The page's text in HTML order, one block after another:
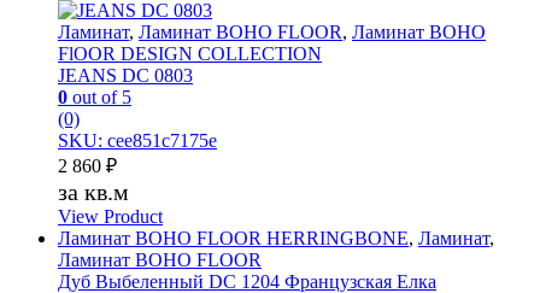
Ламинат, Ламинат BOHO FLOOR, Ламинат BOHO
FlOOR DESIGN COLLECTION
JEANS DC 0803
0 out of 5
(0)
SKU: cee851c7175e
2 860 ₽
за кв.м
View Product
Ламинат BOHO FLOOR HERRINGBONE, Ламинат,
Ламинат BOHO FLOOR
Дуб Выбеленный DC 1204 Французская Елка